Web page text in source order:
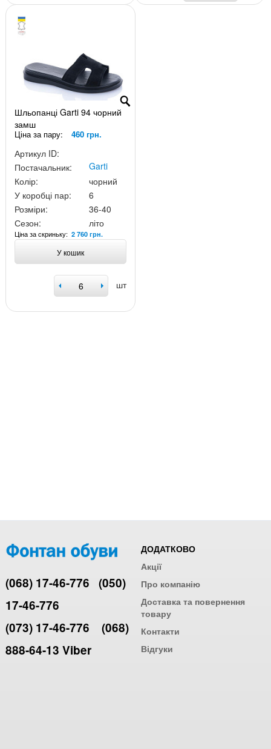
Шльопанці Garti 94 чорний
замш
Ціна за пару: 460 грн.
Артикул ID:
Постачальник:
Garti
Колір:
чорний
У коробці пар:
6
Розміри:
36-40
Сезон:
літо
Ціна за скриньку: 2 760 грн.
У кошик
шт
(068) 17-46-776 (050)
17-46-776
(073) 17-46-776
(068)
888-64-13 Viber
ДОДАТКОВО
Акції
Про компанію
Доставка та повернення
товару
Контакти
Відгуки